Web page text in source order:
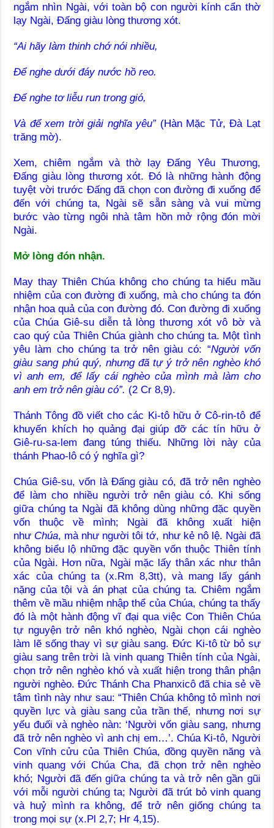
ngắm nhìn Ngài, với toàn bộ con người kính cẩn thờ
lạy Ngài, Đấng giàu lòng thương xót.
“Ai hãy làm thinh chớ nói nhiều,
Để nghe dưới đáy nước hồ reo.
Để nghe tơ liễu run trong gió,
Và để xem trời giải nghĩa yêu”(Hàn Mặc Tử, Đà Lạt
trăng mờ).
Xem, chiêm ngắm và thờ lạy Đấng Yêu Thương,
Đấng giàu lòng thương xót. Đó là những hành động
tuyệt vời trước Đấng đã chọn con đường đi xuống để
đến với chúng ta, Ngài sẽ sẵn sàng và vui mừng
bước vào từng ngôi nhà tâm hồn mở rộng đón mời
Ngài.
Mở lòng đón nhận.
May thay Thiên Chúa không cho chúng ta hiểu mầu
nhiệm của con đường đi xuống, mà cho chúng ta đón
nhận hoa quả của con đường đó. Con đường đi xuống
của Chúa Giê-su diễn tả lòng thương xót vô bờ và
cao quý của Thiên Chúa giành cho chúng ta. Một tình
yêu làm cho chúng ta trở nên giàu có: “Người vốn
giàu sang phú quý, nhưng đã tự ý trở nên nghèo khó
vì anh em, để lấy cái nghèo của mình mà làm cho
anh em trở nên giàu có”. (2 Cr 8,9).
Thánh Tông đồ viết cho các Ki-tô hữu ở Cô-rin-tô để
khuyến khích họ quảng đại giúp đỡ các tín hữu ở
Giê-ru-sa-lem đang túng thiếu. Những lời này của
thánh Phao-lô có ý nghĩa gì?
Chúa Giê-su, vốn là Đấng giàu có, đã trở nên nghèo
để làm cho nhiều người trở nên giàu có. Khi sống
giữa chúng ta Ngài đã không dùng những đặc quyền
vốn thuộc về mình; Ngài đã không xuất hiện
như Chúa, mà như người tôi tớ, như kẻ nô lệ. Ngài đã
không biểu lộ những đặc quyền vốn thuộc Thiên tính
của Ngài. Hơn nữa, Ngài mặc lấy thân xác như thân
xác của chúng ta (x.Rm 8,3tt), và mang lấy gánh
nặng của tội và án phạt của chúng ta. Chiêm ngắm
thêm về mầu nhiệm nhập thể của Chúa, chúng ta thấy
đó là một hành động vĩ đại qua việc Con Thiên Chúa
tự nguyện trở nên khó nghèo, Ngài chọn cái nghèo
làm lẽ sống thay vì sự giàu sang. Đức Ki-tô từ bỏ sự
giàu sang trên trời là vinh quang Thiên tính của Ngài,
chọn trở nên nghèo khó và xuất hiện trong thân phận
người nghèo. Đức Thánh Cha Phanxicô đã chia sẻ về
tâm tình này như sau: “Thiên Chúa không tỏ mình nơi
quyền lực và giàu sang của trần thế, nhưng nơi sự
yếu đuối và nghèo nàn: ‘Người vốn giàu sang, nhưng
đã trở nên nghèo vì anh chị em…’. Chúa Ki-tô, Người
Con vĩnh cửu của Thiên Chúa, đồng quyền năng và
vinh quang với Chúa Cha, đã chọn trở nên nghèo
khó; Người đã đến giữa chúng ta và trở nên gần gũi
với mỗi người chúng ta; Người đã trút bỏ vinh quang
và huỷ mình ra không, để trở nên giống chúng ta
trong mọi sự (x.Pl 2,7; Hr 4,15).